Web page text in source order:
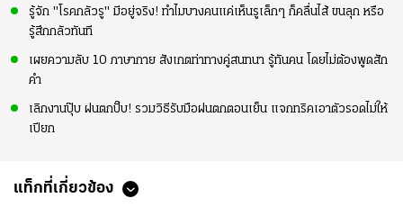
รู้จัก "โรคกลัวรู" มีอยู่จริง! ทำไมบางคนแค่เห็นรูเล็กๆ ก็คลื่นไส้ ขนลุก หรือ
รู้สึกกลัวทันที
เผยความลับ 10 ภาษากาย สังเกตท่าทางคู่สนทนา รู้ทันคน โดยไม่ต้องพูดสัก
คำ
เลิกงานปุ๊บ ฝนตกปั๊บ! รวมวิธีรับมือฝนตกตอนเย็น แจกทริคเอาตัวรอดไม่ให้
เปียก
แท็กที่เกี่ยวข้อง